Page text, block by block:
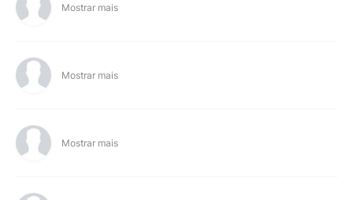
Mostrar mais
Mostrar mais
Mostrar mais